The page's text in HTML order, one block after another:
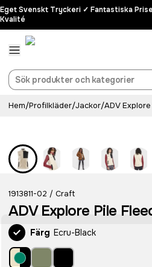
Eget Svenskt Tryckeri ✓ Fantastiska
Kvalité
Hem/Profilkläder/Jackor/ADV
1913811-02 / Craft
ADV Explore Pile
Färg Ecru-Black